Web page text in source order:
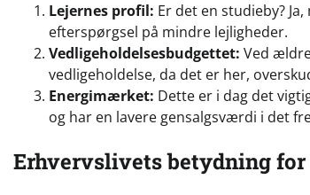
Lejernes profil: Er det en studieby?
efterspørgsel på mindre lejligheder.
Vedligeholdelsesbudgettet: Ved
vedligeholdelse, da det er her,
Energimærket: Dette er i dag det
og har en lavere gensalgsværdi i det
Erhvervslivets betydning